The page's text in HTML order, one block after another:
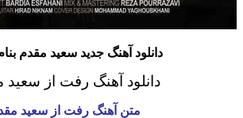
دانلود آهنگ جدید سعید مقدم
دانلود آهنگ رفت از سعید
متن آهنگ رفت از سعید